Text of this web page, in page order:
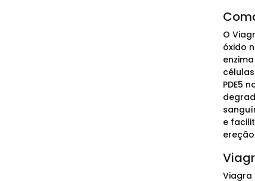
O
óxido
PDE5
e
Viagra